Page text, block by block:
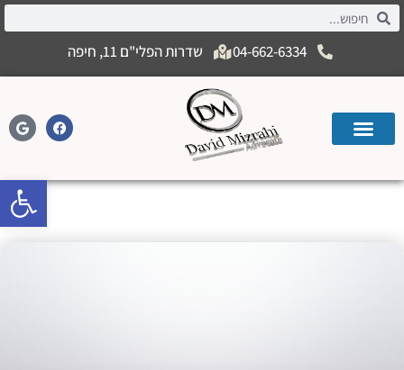
04-662-6334 שדרות הפלי"ם 11, חיפה